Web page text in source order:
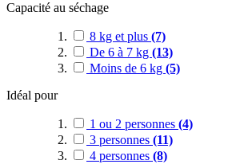
Capacité au séchage
8 kg et plus (7)
De 6 à 7 kg (13)
Moins de 6 kg (5)
Idéal pour
1 ou 2 personnes (4)
3 personnes (11)
4 personnes (8)